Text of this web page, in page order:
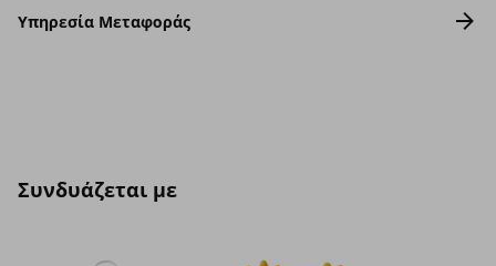
Υπηρεσία Μεταφοράς
Συνδυάζεται με